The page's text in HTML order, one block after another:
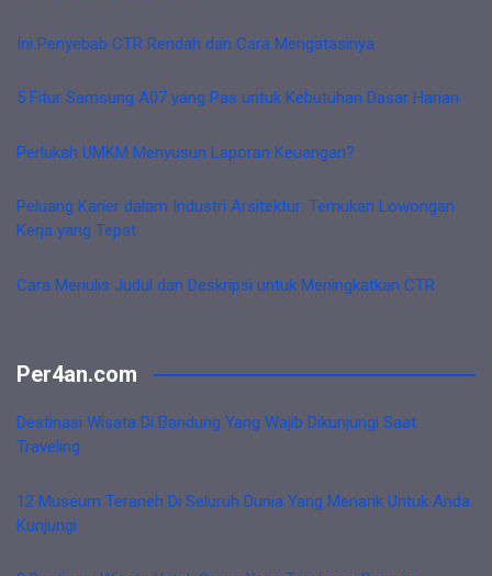
Ini Penyebab CTR Rendah dan Cara Mengatasinya
5 Fitur Samsung A07 yang Pas untuk Kebutuhan Dasar Harian
Perlukah UMKM Menyusun Laporan Keuangan?
Peluang Karier dalam Industri Arsitektur: Temukan Lowongan
Kerja yang Tepat
Cara Menulis Judul dan Deskripsi untuk Meningkatkan CTR
Per4an.com
Destinasi Wisata Di Bandung Yang Wajib Dikunjungi Saat
Traveling
12 Museum Teraneh Di Seluruh Dunia Yang Menarik Untuk Anda
Kunjungi